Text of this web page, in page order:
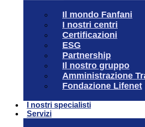
Il mondo Fanfani
I nostri centri
Certificazioni
ESG
Partnership
Il nostro gruppo
Amministrazione
Fondazione Lifenet
I nostri specialisti
Servizi